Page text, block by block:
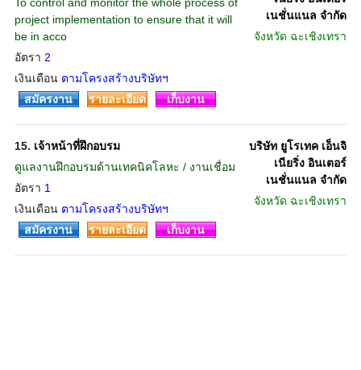
project implementation to ensure that it will
be in acco
อัตรา 2
เงินเดือน ตามโครงสร้างบริษัทฯ
เนชั่นแนล จำกัด
จังหวัด ฉะเชิงเทรา
สมัครงาน รายละเอียด เก็บงาน
15. เจ้าหน้าที่ฝึกอบรม
ดูแลงานฝึกอบรมด้านเทคนิคโลหะ / งานเชื่อม
อัตรา 1
เงินเดือน ตามโครงสร้างบริษัทฯ
บริษัท ยูโรเทค เอ็นจิ
เนียริ่ง อินเตอร์
เนชั่นแนล จำกัด
จังหวัด ฉะเชิงเทรา
สมัครงาน รายละเอียด เก็บงาน